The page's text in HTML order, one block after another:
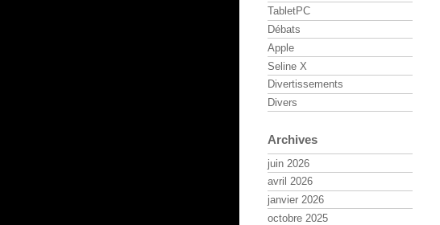
TabletPC
Débats
Apple
Seline X
Divertissements
Divers
Archives
juin 2026
avril 2026
janvier 2026
octobre 2025